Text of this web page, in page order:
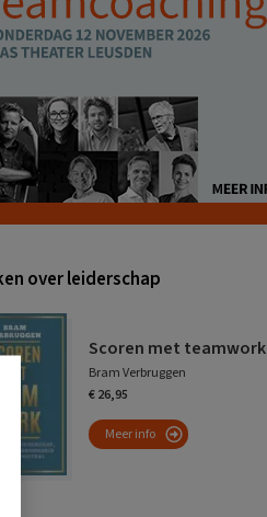
over leiderschap
Scoren met teamwork
Bram Verbruggen
€ 26,95
Meer info